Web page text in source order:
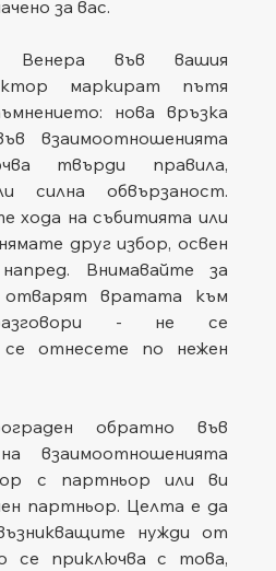
за вас.
Венера във вашия
маркират пътя
нова връзка
взаимоотношенията
твърди правила,
силна обвързаност.
хода на събитията или
друг избор, освен
Внимавайте за
вратата към
- не се
отнесете по нежен
обратно във
взаимоотношенията
с партньор или ви
партньор. Целта е да
нужди от
се приключва с това,